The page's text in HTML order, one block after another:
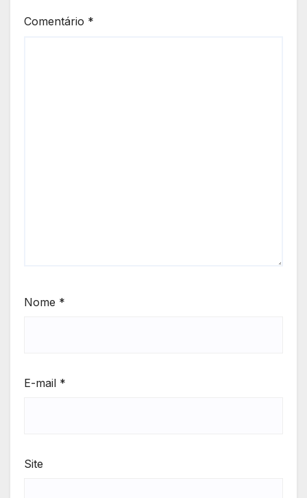
Comentário *
Nome *
E-mail *
Site